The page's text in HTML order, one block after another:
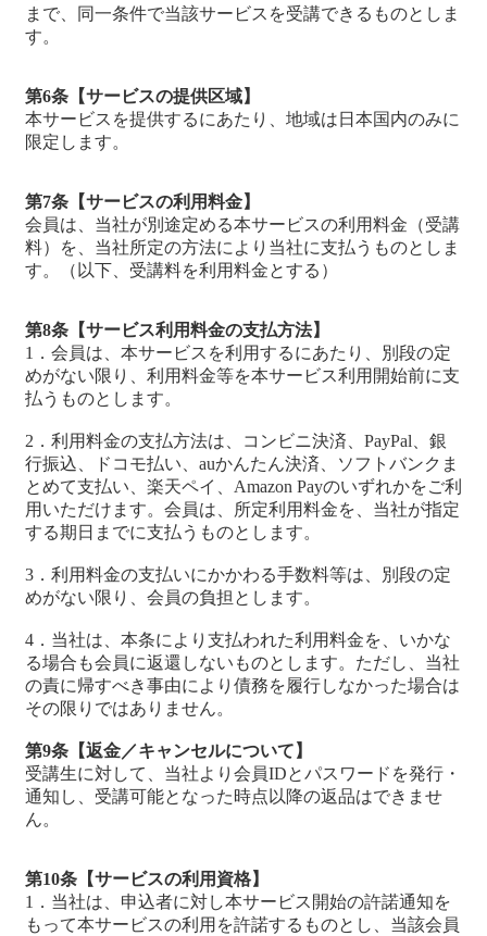
まで、同一条件で当該サービスを受講できるものとしま
す。
第6条【サービスの提供区域】
本サービスを提供するにあたり、地域は日本国内のみに
限定します。
第7条【サービスの利用料金】
会員は、当社が別途定める本サービスの利用料金（受講
料）を、当社所定の方法により当社に支払うものとしま
す。（以下、受講料を利用料金とする）
第8条【サービス利用料金の支払方法】
1．会員は、本サービスを利用するにあたり、別段の定
めがない限り、利用料金等を本サービス利用開始前に支
払うものとします。
2．利用料金の支払方法は、コンビニ決済、PayPal、銀
行振込、ドコモ払い、auかんたん決済、ソフトバンクま
とめて支払い、楽天ペイ、Amazon Payのいずれかをご利
用いただけます。会員は、所定利用料金を、当社が指定
する期日までに支払うものとします。
3．利用料金の支払いにかかわる手数料等は、別段の定
めがない限り、会員の負担とします。
4．当社は、本条により支払われた利用料金を、いかな
る場合も会員に返還しないものとします。ただし、当社
の責に帰すべき事由により債務を履行しなかった場合は
その限りではありません。
第9条【返金／キャンセルについて】
受講生に対して、当社より会員IDとパスワードを発行・
通知し、受講可能となった時点以降の返品はできませ
ん。
第10条【サービスの利用資格】
1．当社は、申込者に対し本サービス開始の許諾通知を
もって本サービスの利用を許諾するものとし、当該会員